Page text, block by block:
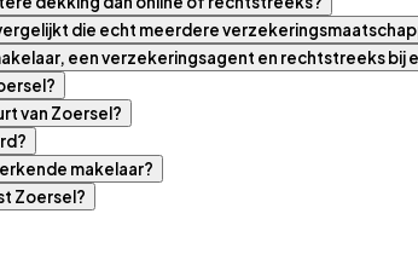
die echt meerdere
een verzekeringsagent en rechtstreeks bij
van Zoersel?
makelaar?
Zoersel?